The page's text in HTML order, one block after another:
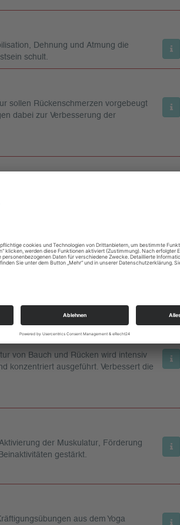
Dehnung und Atmung die
schult.
sollen Rückenschmerzen vorgebeugt
dabei zur Verbesserung der
verschiedenen Kleingeräten wie
zum Ausklang der Stunde.
Muskulatur kombiniert mit
Basis für eine gute Haltung.
von Bauch und Rücken wird intensiv
konzentriert ausgeführt. Verbessert die
der Muskulatur, Förderung
gestärkt.
aus dem Yoga